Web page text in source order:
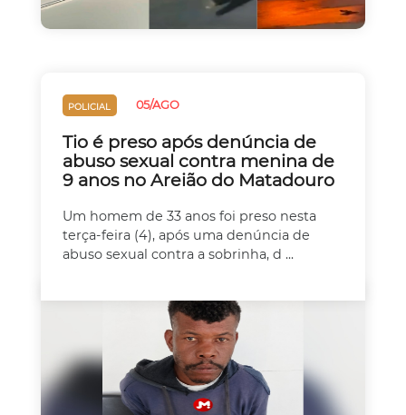
POLICIAL 05/AGO
Tio é preso após denúncia de
abuso sexual contra menina de
9 anos no Areião do Matadouro
Um homem de 33 anos foi preso nesta
terça-feira (4), após uma denúncia de
abuso sexual contra a sobrinha, d ...